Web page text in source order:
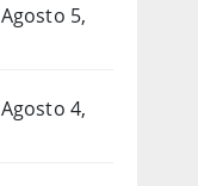
Agosto 5,
Agosto 4,